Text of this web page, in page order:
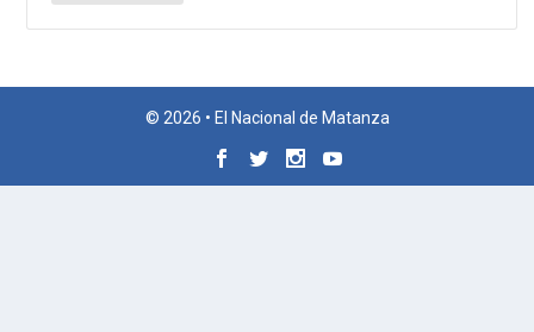
© 2026 • El Nacional de Matanza